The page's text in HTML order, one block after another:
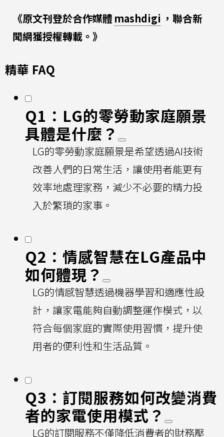
《原文刊登於合作媒體 mashdigi ，聯合新
聞網獲授權轉載。》
精華 FAQ
Q1：LG的零勞動家庭願景
具體是什麼？
LG的零勞動家庭願景是希望透過AI技術
改善人們的日常生活，讓使用者能更有
效率地處理家務，減少不必要的精力投
入於繁瑣的家事。
Q2：情感智慧在LG產品中
如何體現？
LG的情感智慧透過機器學習和適應性設
計，讓家電能夠自動調整運作模式，以
符合每個家庭的實際使用習慣，提升使
用者的便利性和生活品質。
Q3：訂閱服務如何改變消費
者的家電使用模式？
LG的訂閱服務不僅降低消費者的財務壓